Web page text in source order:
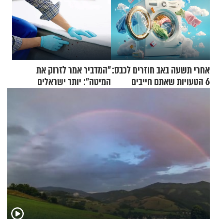
אחרי תשעה באב חוזרים לכבס:
6 הטעויות שאתם חייבים
"המדביר אמר לזרוק את
המיטה": יותר ישראלים